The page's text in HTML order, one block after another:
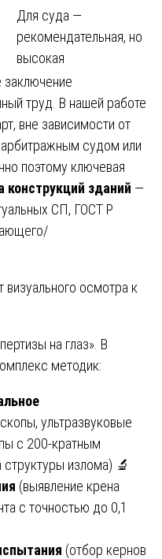
Для суда —
рекомендательная, но
высокая
заключение
труд. В нашей работе
вне зависимости от
арбитражным судом или
поэтому ключевая
конструкций зданий —
СП, ГОСТ Р
визуального осмотра к
на глаз». В
методик:
ультразвуковые
с 200-кратным
излома) 🔬
(выявление крена
с точностью до 0,1
(отбор кернов